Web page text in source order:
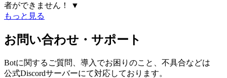
者ができません！
▼
もっと見る
お問い合わせ・サポート
Botに関するご質問、導入でお困りのこと、不具合などは
公式Discordサーバーにて対応しております。